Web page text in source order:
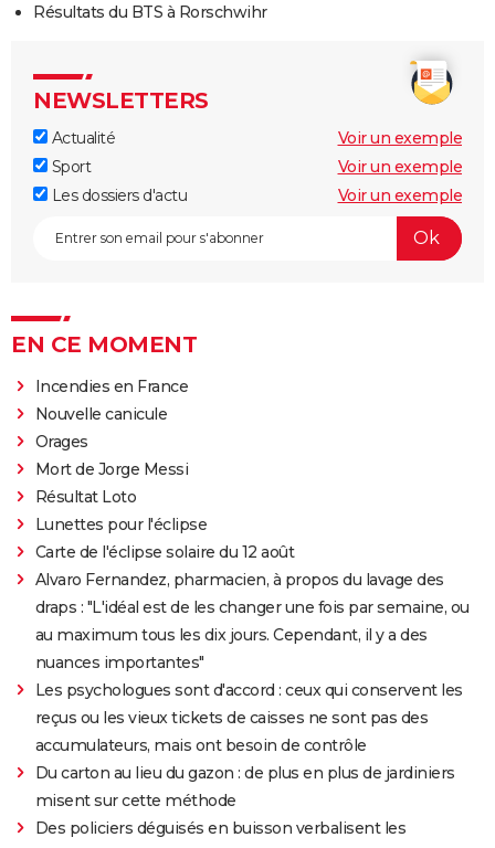
Résultats du BTS à Rorschwihr
NEWSLETTERS
Actualité
Voir un exemple
Sport
Voir un exemple
Les dossiers d'actu
Voir un exemple
EN CE MOMENT
Incendies en France
Nouvelle canicule
Orages
Mort de Jorge Messi
Résultat Loto
Lunettes pour l'éclipse
Carte de l'éclipse solaire du 12 août
Alvaro Fernandez, pharmacien, à propos du lavage des
draps : "L'idéal est de les changer une fois par semaine, ou
au maximum tous les dix jours. Cependant, il y a des
nuances importantes"
Les psychologues sont d'accord : ceux qui conservent les
reçus ou les vieux tickets de caisses ne sont pas des
accumulateurs, mais ont besoin de contrôle
Du carton au lieu du gazon : de plus en plus de jardiniers
misent sur cette méthode
Des policiers déguisés en buisson verbalisent les